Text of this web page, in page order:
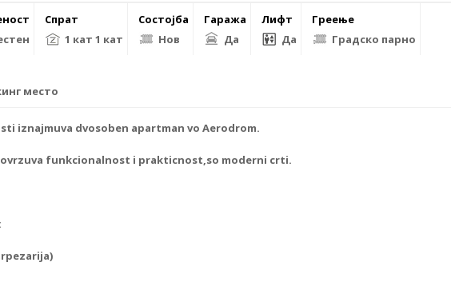
Спрат
1 кат 1 кат
Состојба
Нов
Гаража
Да
Лифт
Да
Греење
Градско парно
место
iznajmuva dvosoben apartman vo Aerodrom.
funkcionalnost i prakticnost,so moderni crti.